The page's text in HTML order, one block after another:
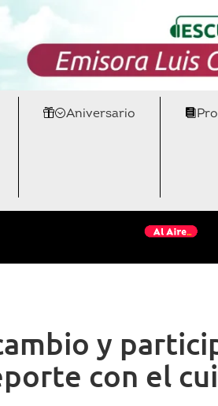
Aniversario
y
con el